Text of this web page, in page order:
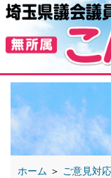
ホーム ＞ ご意見対応